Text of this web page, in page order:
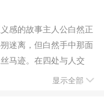
感的故事主人公白然正
迷离，但白然手中那面
马迹。在四处与人交
情渐渐明朗，谜团即将
显示全部